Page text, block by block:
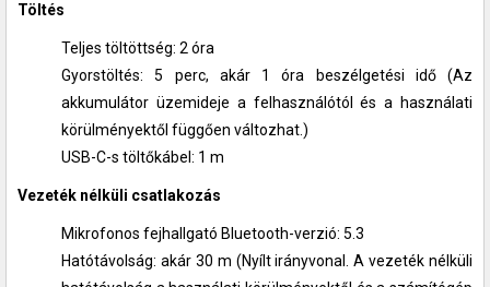
Töltés
Teljes töltöttség: 2 óra
Gyorstöltés: 5 perc, akár 1 óra beszélgetési idő (Az
akkumulátor üzemideje a felhasználótól és a használati
körülményektől függően változhat.)
USB-C-s töltőkábel: 1 m
Vezeték nélküli csatlakozás
Mikrofonos fejhallgató Bluetooth-verzió: 5.3
Hatótávolság: akár 30 m (Nyílt irányvonal. A vezeték nélküli